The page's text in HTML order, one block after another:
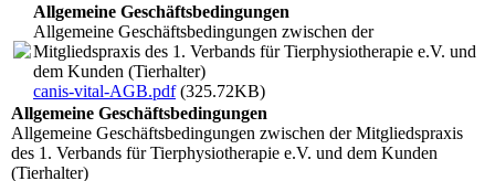
Allgemeine Geschäftsbedingungen
Allgemeine Geschäftsbedingungen zwischen der
Mitgliedspraxis des 1. Verbands für Tierphysiotherapie e.V. und
dem Kunden (Tierhalter)
canis-vital-AGB.pdf(325.72KB)
Allgemeine Geschäftsbedingungen
Allgemeine Geschäftsbedingungen zwischen der Mitgliedspraxis
des 1. Verbands für Tierphysiotherapie e.V. und dem Kunden
(Tierhalter)